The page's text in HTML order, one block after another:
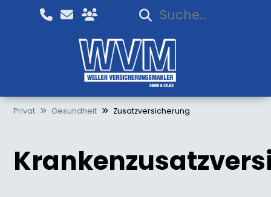
Privat Gesundheit Zusatzversicherung